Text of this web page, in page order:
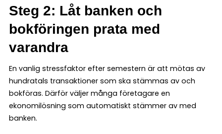
Steg 2: Låt banken och
bokföringen prata med
varandra
En vanlig stressfaktor efter semestern är att mötas av
hundratals transaktioner som ska stämmas av och
bokföras. Därför väljer många företagare en
ekonomilösning som automatiskt stämmer av med
banken.